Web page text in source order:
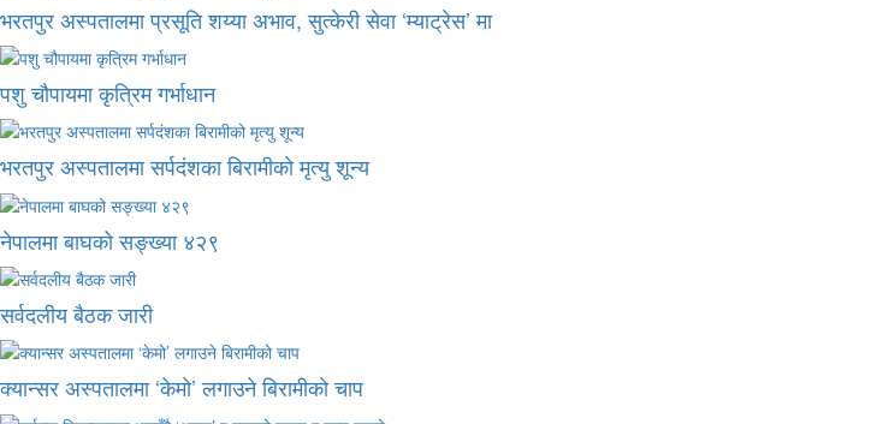
भरतपुर अस्पतालमा प्रसूति शय्या अभाव, सुत्केरी सेवा ‘म्याट्रेस’ मा
पशु चौपायमा कृत्रिम गर्भाधान
भरतपुर अस्पतालमा सर्पदंशका बिरामीको मृत्यु शून्य
नेपालमा बाघको सङ्ख्या ४२९
सर्वदलीय बैठक जारी
क्यान्सर अस्पतालमा ‘केमो’ लगाउने बिरामीको चाप